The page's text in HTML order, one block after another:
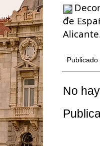
de
Publicado
No